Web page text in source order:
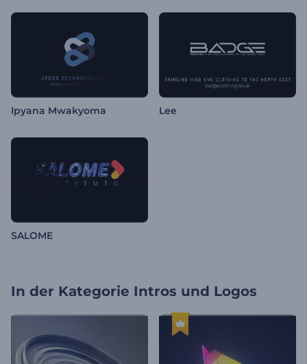
Ipyana Mwakyoma Lee
SALOME
In der Kategorie Intros und Logos